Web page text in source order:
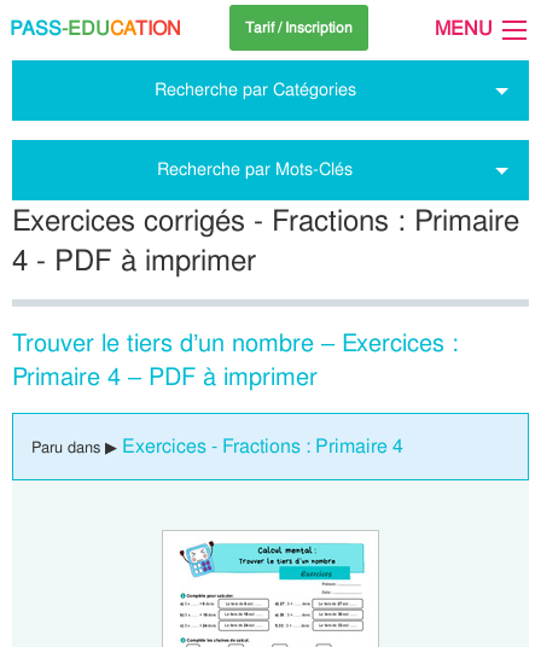
PASS-EDUCATION Tarif / Inscription MENU
Recherche par Catégories
Recherche par Mots-Clés
Exercices corrigés - Fractions : Primaire
4 - PDF à imprimer
Trouver le tiers d’un nombre – Exercices :
Primaire 4 – PDF à imprimer
Paru dans ▶ Exercices - Fractions : Primaire 4